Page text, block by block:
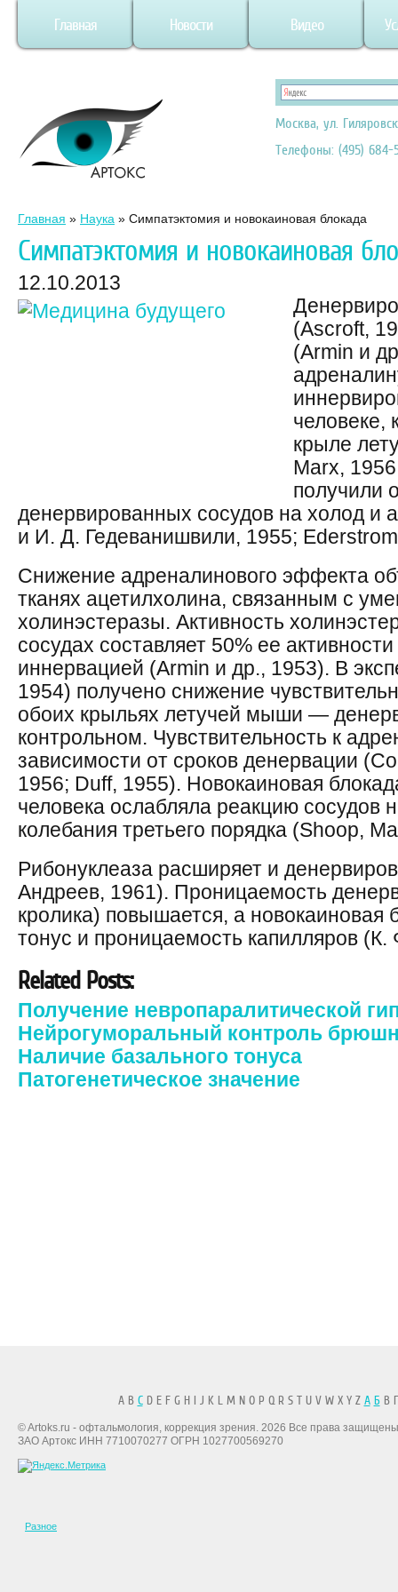
Главная Новости Видео
Москва, ул.
Телефоны: (495) 684-
Главная » Наука » Симпатэктомия и новокаиновая блокада
Симпатэктомия и новокаиновая
12.10.2013
(Ascroft,
(Armin и
человеке,
крыле
Marx,
получили
денервированных сосудов на холод и
и И. Д. Гедеванишвили, 1955;
Снижение адреналинового эффекта
тканях ацетилхолина, связанным с
холинэстеразы. Активность
сосудах составляет 50% ее
иннервацией (Armin и др., 1953). В
1954) получено снижение
обоих крыльях летучей мыши —
контрольном. Чувствительность к
зависимости от сроков денервации
1956; Duff, 1955). Новокаиновая
человека ослабляла реакцию сосудов
колебания третьего порядка (Shoop,
Рибонуклеаза расширяет и
Андреев, 1961). Проницаемость
кролика) повышается, а новокаиновая
тонус и проницаемость капилляров
Related Posts:
Получение невропаралитической
Нейрогуморальный контроль
Наличие базального тонуса
Патогенетическое значение
A B CD E F G H I J K L M N O P Q R S T U V W X Y Z А БВ
© Artoks.ru - офтальмология, коррекция зрения. 2026 Все права
ЗАО Артокс ИНН 7710070277 ОГРН 1027700569270
Разное